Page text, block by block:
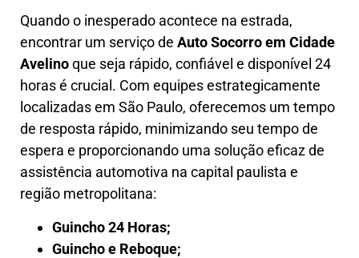
Quando o inesperado acontece na estrada,
encontrar um serviço de Auto Socorro em Cidade
Avelinoque seja rápido, confiável e disponível 24
horas é crucial. Com equipes estrategicamente
localizadas em São Paulo, oferecemos um tempo
de resposta rápido, minimizando seu tempo de
espera e proporcionando uma solução eficaz de
assistência automotiva na capital paulista e
região metropolitana:
Guincho 24 Horas;
Guincho e Reboque;